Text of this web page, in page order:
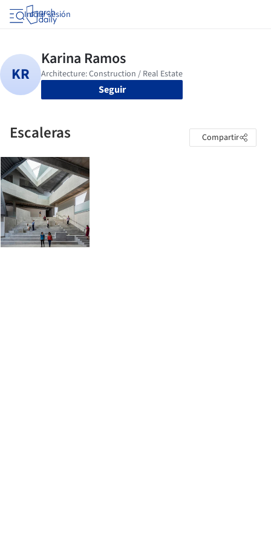
Iniciar sesión
Seguir
Escaleras Compartir